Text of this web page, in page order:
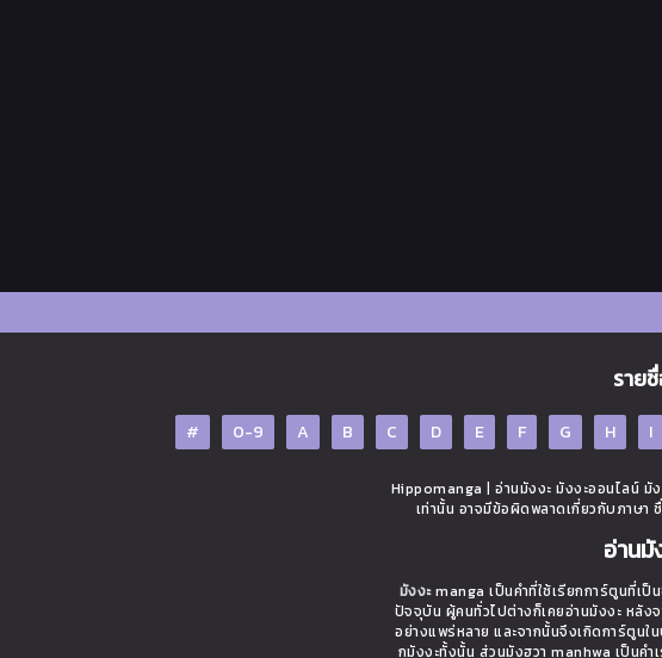
ราย
# 0-9 A B C D E F G H I
Hippomanga | อ่านมังงะ มังงะออนไลน์
เท่านั้น อาจมีข้อผิดพลาดเกี่ยวกับภาษา
อ่านมั
มังงะmanga เป็นคำที่ใช้เรียกการ์ตูนที่เป็
ปัจจุบัน ผู้คนทั่วไปต่างก็เคยอ่านมังงะ หลัง
อย่างแพร่หลาย และจากนั้นจึงเกิดการ์ตูนใ
กมังงะทั้งนั้น ส่วนมังฮวา manhwa เป็นคำ